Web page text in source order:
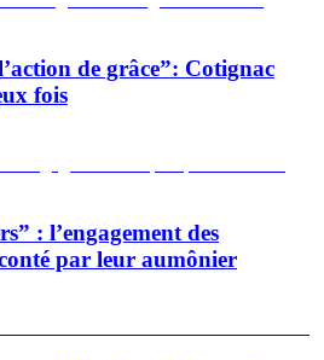
de grâce”: Cotignac
fois
: l’engagement des
par leur aumônier